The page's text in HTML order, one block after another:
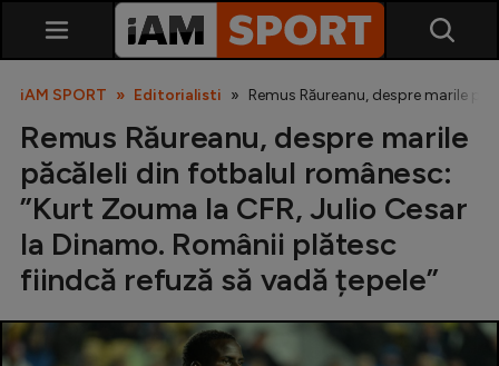
SuperLiga
Liga 2
iAM SPORT Editorialisti Remus Răureanu, despre marile
Remus Răureanu, despre marile
păcăleli din fotbalul românesc:
”Kurt Zouma la CFR, Julio Cesar
la Dinamo. Românii plătesc
fiindcă refuză să vadă țepele”